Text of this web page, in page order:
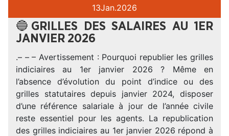
13Jan.2026
🔵GRILLES DES SALAIRES AU 1ER
JANVIER 2026
.– – – Avertissement : Pourquoi republier les grilles
indiciaires au 1er janvier 2026 ? Même en
l’absence d’évolution du point d’indice ou des
grilles statutaires depuis janvier 2024, disposer
d’une référence salariale à jour de l’année civile
reste essentiel pour les agents. La republication
des grilles indiciaires au 1er janvier 2026 répond à